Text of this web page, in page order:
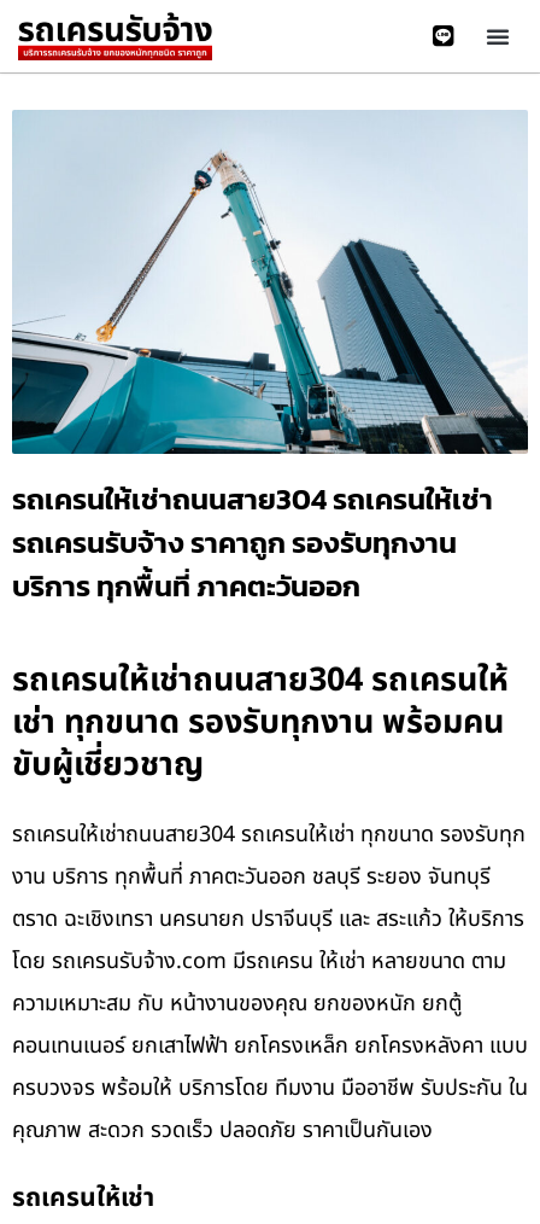
รถเครนให้เช่าถนนสาย304 รถเครนให้เช่า
รถเครนรับจ้าง ราคาถูก รองรับทุกงาน
บริการ ทุกพื้นที่ ภาคตะวันออก
รถเครนให้เช่าถนนสาย304 รถเครนให้
เช่า ทุกขนาด รองรับทุกงาน พร้อมคน
ขับผู้เชี่ยวชาญ
รถเครนให้เช่าถนนสาย304 รถเครนให้เช่า ทุกขนาด รองรับทุก
งาน บริการ ทุกพื้นที่ ภาคตะวันออก ชลบุรี ระยอง จันทบุรี
ตราด ฉะเชิงเทรา นครนายก ปราจีนบุรี และ สระแก้ว ให้บริการ
โดย รถเครนรับจ้าง.com มีรถเครน ให้เช่า หลายขนาด ตาม
ความเหมาะสม กับ หน้างานของคุณ ยกของหนัก ยกตู้
คอนเทนเนอร์ ยกเสาไฟฟ้า ยกโครงเหล็ก ยกโครงหลังคา แบบ
ครบวงจร พร้อมให้ บริการโดย ทีมงาน มืออาชีพ รับประกัน ใน
คุณภาพ สะดวก รวดเร็ว ปลอดภัย ราคาเป็นกันเอง
รถเครนให้เช่า